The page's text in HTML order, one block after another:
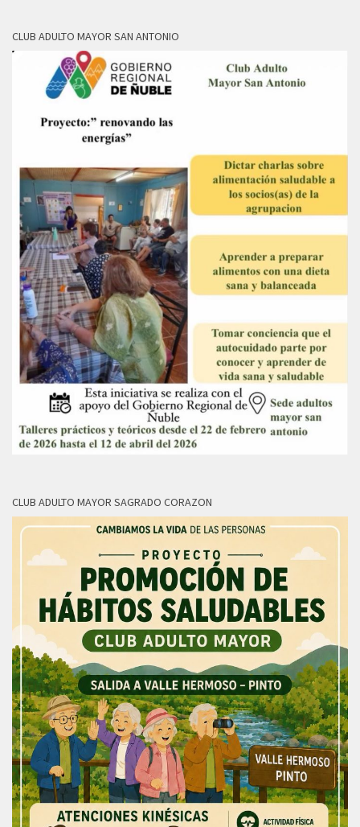
CLUB ADULTO MAYOR SAN ANTONIO
CLUB ADULTO MAYOR SAGRADO CORAZON